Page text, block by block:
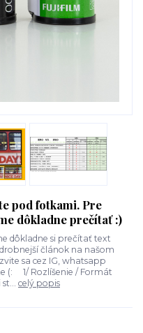
pod fotkami. Pre
dôkladne prečítať :)
dôkladne si prečítať text
článok na našom
sa cez IG, whatsapp
(: 1/ Rozlíšenie / Formát
celý popis